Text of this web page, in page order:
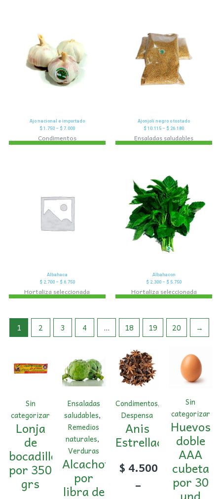
Ajo nacional e importado
$1.750– $7.000
Condimentos
Ajonjolí negro o tostado
$ 10.115 – $ 26.180
Ensaladas saludables
Albahaca
$2.700– $6.750
Hortaliza seleccionada
Albahacon
$ 2.300 – $ 5.750
Hortaliza seleccionada
1 2 3 4 … 18 19 20 →
Sin
categorizar
Lonja
de
bocadillo
por 350
grs
Ensaladas
saludables,
Remedios
naturales,
Verduras
Alcachofa
por
libra de
Condimentos,
Despensa
Anis
Estrellado
$ 4.500
–
Sin
categorizar
Huevos
doble
AAA
cubeta
por 30